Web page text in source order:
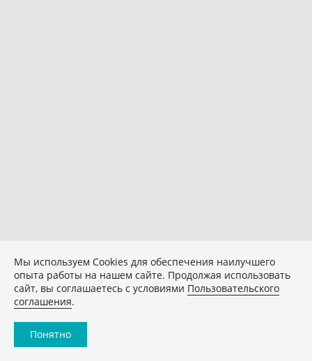
Мы используем Сookies для обеспечения наилучшего
опыта работы на нашем сайте. Продолжая использовать
сайт, вы соглашаетесь с условиями Пользовательского
соглашения.
Понятно